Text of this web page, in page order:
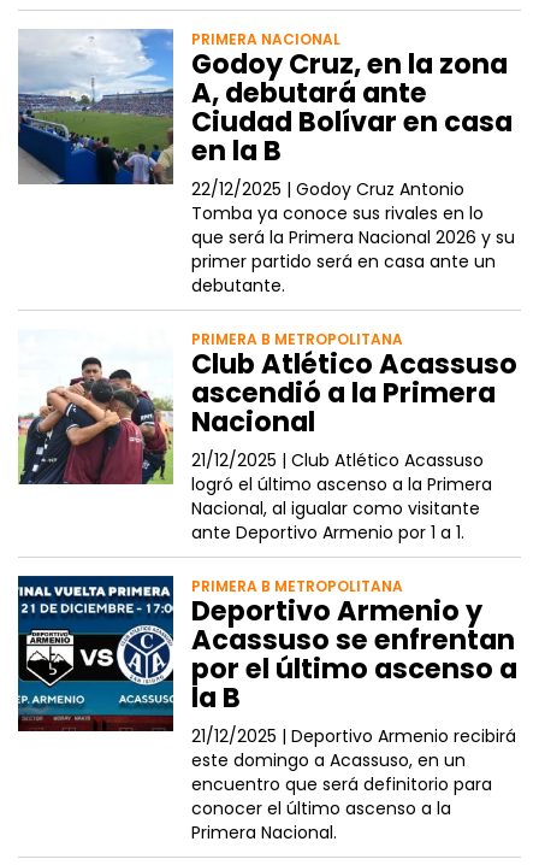
PRIMERA NACIONAL
Godoy Cruz, en la zona
A, debutará ante
Ciudad Bolívar en casa
en la B
22/12/2025 |Godoy Cruz Antonio
Tomba ya conoce sus rivales en lo
que será la Primera Nacional 2026 y su
primer partido será en casa ante un
debutante.
PRIMERA B METROPOLITANA
Club Atlético Acassuso
ascendió a la Primera
Nacional
21/12/2025 |Club Atlético Acassuso
logró el último ascenso a la Primera
Nacional, al igualar como visitante
ante Deportivo Armenio por 1 a 1.
PRIMERA B METROPOLITANA
Deportivo Armenio y
Acassuso se enfrentan
por el último ascenso a
la B
21/12/2025 |Deportivo Armenio recibirá
este domingo a Acassuso, en un
encuentro que será definitorio para
conocer el último ascenso a la
Primera Nacional.